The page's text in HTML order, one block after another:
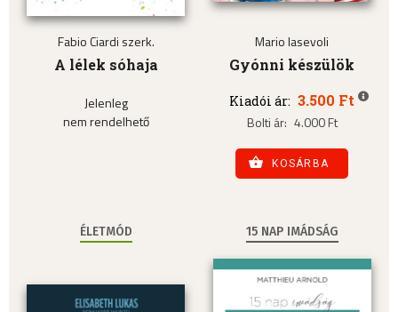
Fabio Ciardi szerk.
A lélek sóhaja
Jelenleg
nem rendelhető
Mario Iasevoli
Gyónni készülök
Kiadói ár: 3.500 Ft
Bolti ár: 4.000 Ft
KOSÁRBA
ÉLETMÓD 15 NAP IMÁDSÁG